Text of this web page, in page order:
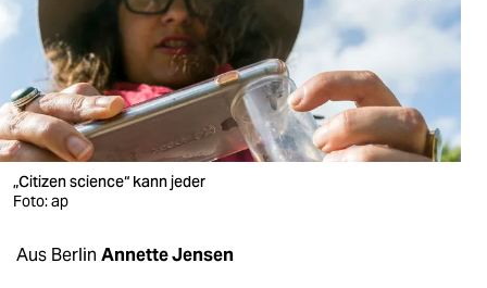
berlin
nord
wahrheit
verlag
verlag
veranstaltungen
„Citizen science“ kann jeder
Foto: ap
Aus Berlin Annette Jensen